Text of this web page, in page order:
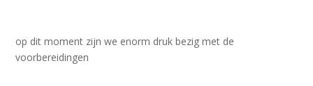
op dit moment zijn we enorm druk bezig met de
voorbereidingen